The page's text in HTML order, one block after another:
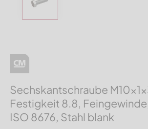
Sechskantschraube
Festigkeit 8.8,
ISO 8676, Stahl blank